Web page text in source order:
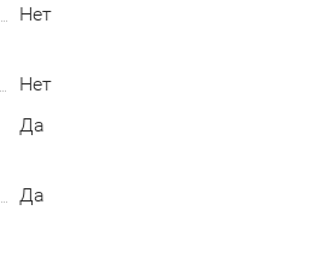
Нет
Нет
Да
Да